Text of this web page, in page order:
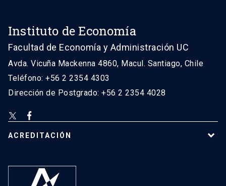
Instituto de Economía
Facultad de Economía y Administración UC
Avda. Vicuña Mackenna 4860, Macul. Santiago, Chile
Teléfono: +56 2 2354 4303
Dirección de Postgrado: +56 2 2354 4028
ACREDITACIÓN